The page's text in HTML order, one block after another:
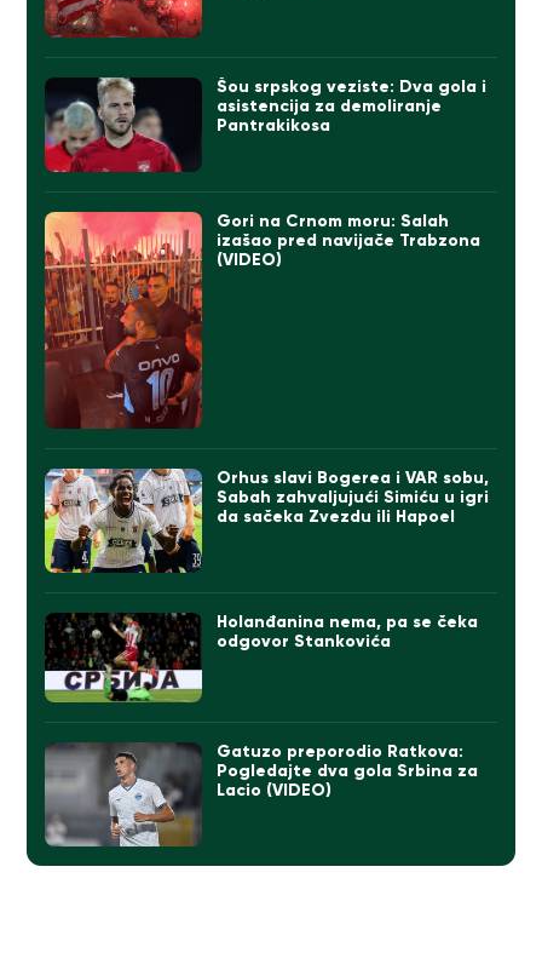
Šou srpskog veziste: Dva gola i
asistencija za demoliranje
Pantrakikosa
Gori na Crnom moru: Salah
izašao pred navijače Trabzona
(VIDEO)
Orhus slavi Bogerea i VAR sobu,
Sabah zahvaljujući Simiću u igri
da sačeka Zvezdu ili Hapoel
Holanđanina nema, pa se čeka
odgovor Stankovića
Gatuzo preporodio Ratkova:
Pogledajte dva gola Srbina za
Lacio (VIDEO)